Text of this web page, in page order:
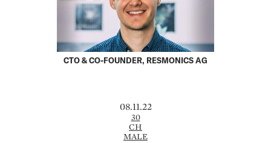
CTO & CO-FOUNDER, RESMONICS AG
08.11.22
30
CH
MALE